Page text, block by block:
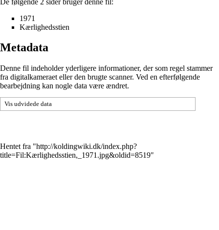
1971
Kærlighedsstien
Metadata
Denne fil indeholder yderligere informationer, der som regel stammer
fra digitalkameraet eller den brugte scanner. Ved en efterfølgende
bearbejdning kan nogle data være ændret.
Vis udvidede data
Hentet fra "http://koldingwiki.dk/index.php?
title=Fil:Kærlighedsstien,_1971.jpg&oldid=8519"